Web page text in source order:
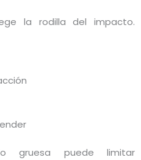
la rodilla del impacto.
gruesa puede limitar